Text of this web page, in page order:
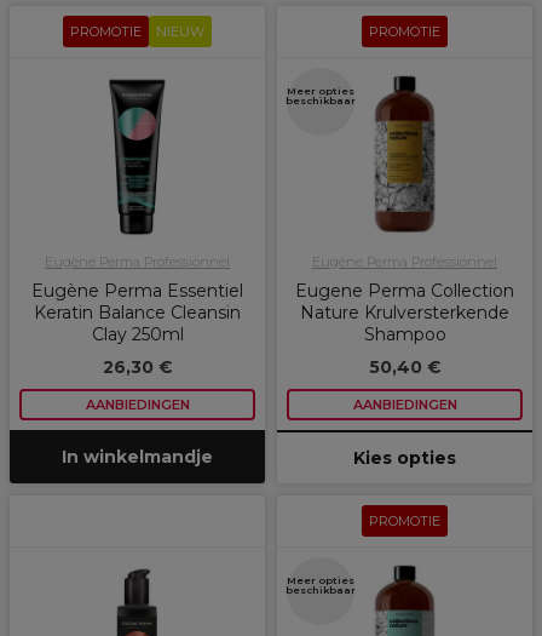
PROMOTIE NIEUW
Eugène Perma Professionnel
Eugène Perma Essentiel
Keratin Balance Cleansin
Clay 250ml
26,30 €
AANBIEDINGEN
In winkelmandje
PROMOTIE
Meer opties
beschikbaar
Eugène Perma Professionnel
Eugene Perma Collection
Nature Krulversterkende
Shampoo
50,40 €
AANBIEDINGEN
Kies opties
PROMOTIE
Meer opties
beschikbaar